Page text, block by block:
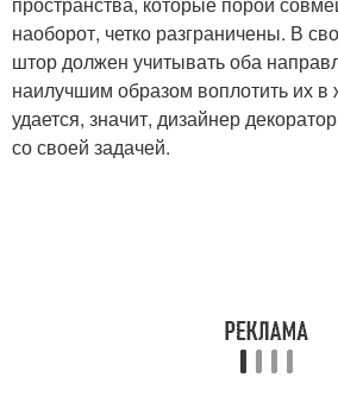
наоборот, четко разграничены. В
штор должен учитывать оба
наилучшим образом воплотить их в
удается, значит, дизайнер
со своей задачей.